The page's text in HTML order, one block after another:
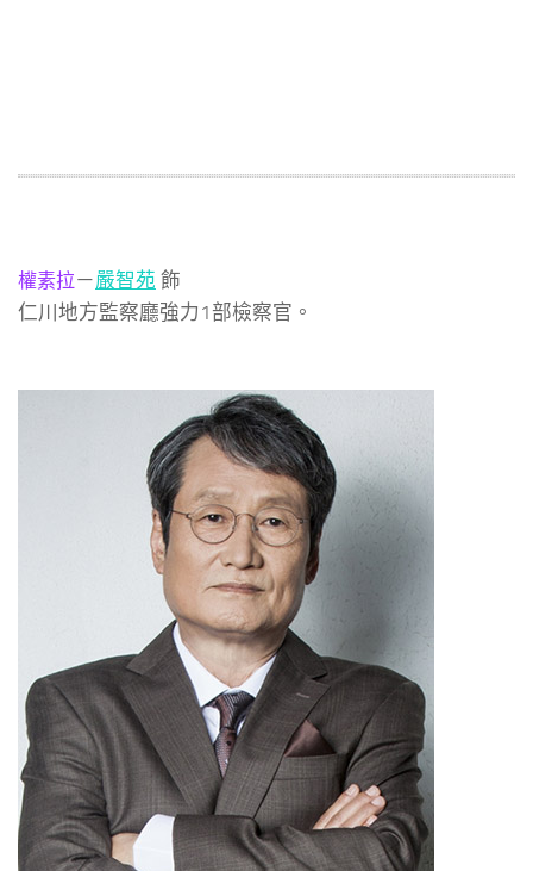
權素拉－嚴智苑 飾
仁川地方監察廳強力1部檢察官。